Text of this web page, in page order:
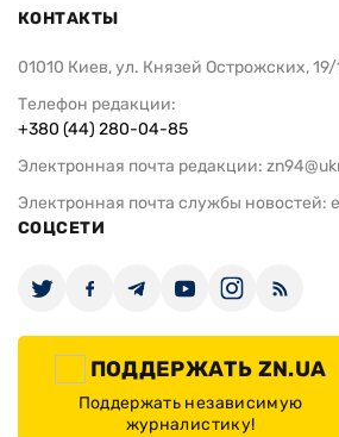
КОНТАКТЫ
01010 Киев, ул. Князей Острожских, 19/
Телефон редакции:
+380 (44) 280-04-85
Электронная почта редакции:
Электронная почта службы новостей:
СОЦСЕТИ
ПОДДЕРЖАТЬ ZN.UA
Поддержать независимую
журналистику!